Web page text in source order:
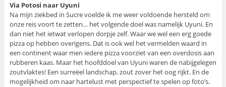
Via Potosi naar Uyuni
Na mijn ziekbed in Sucre voelde ik me weer voldoende hersteld om
onze reis voort te zetten… het volgende doel was namelijk Uyuni. En
dan niet het ietwat verlopen dorpje zelf. Waar we wel een erg goede
pizza op hebben overigens. Dat is ook wel het vermelden waard in
een continent waar men iedere pizza voorziet van een overdosis aan
rubberen kaas. Maar het hoofddoel van Uyuni waren de nabijgelegen
zoutvlaktes! Een surreëel landschap, zout zover het oog rijkt. En de
mogelijkheid om naar hartelust met perspectief te spelen op foto’s.